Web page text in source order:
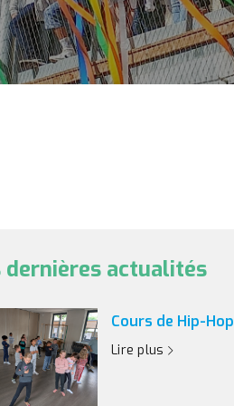
dernières actualités
Cours de Hip-Hop
Lire plus